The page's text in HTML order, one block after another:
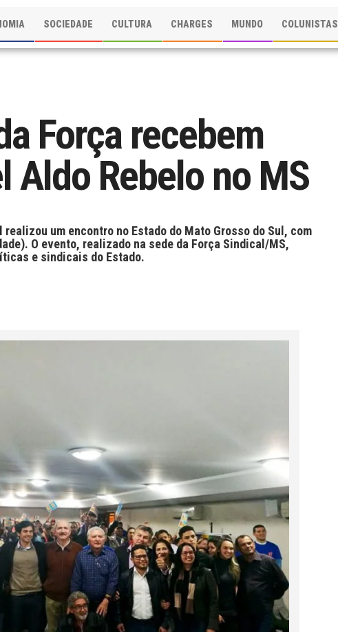
SOCIEDADE CULTURA CHARGES MUNDO COLUNISTAS
Força recebem
Aldo Rebelo no MS
um encontro no Estado do Mato Grosso do Sul, com
O evento, realizado na sede da Força Sindical/MS,
e sindicais do Estado.